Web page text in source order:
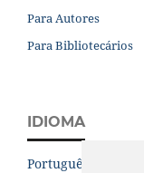
Para Autores
Para Bibliotecários
IDIOMA
Português (Brasil)